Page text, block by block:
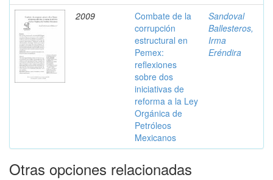
2009
Combate de la
corrupción
estructural en
Pemex:
reflexiones
sobre dos
iniciativas de
reforma a la Ley
Orgánica de
Petróleos
Mexicanos
Sandoval
Ballesteros,
Irma
Eréndira
Otras opciones relacionadas